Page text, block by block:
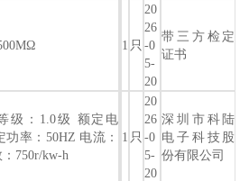
1 只
20
26
-0
5-
20
带三方检定
证书
级：1.0级 额定电
功率：50HZ 电流：
750r/kw-h
1 只
20
26
-0
5-
20
深圳市科陆
电子科技股
份有限公司